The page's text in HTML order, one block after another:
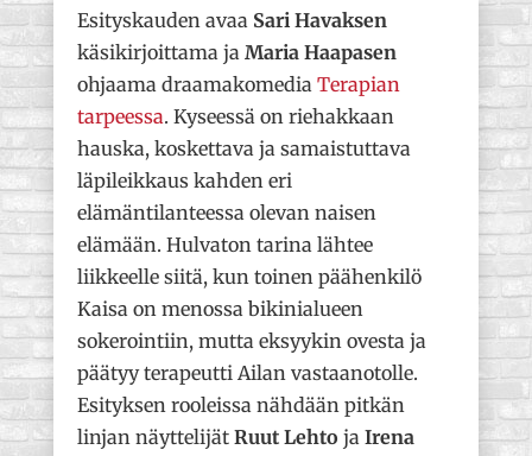
Esityskauden avaa Sari Havaksen
käsikirjoittama ja Maria Haapasen
ohjaama draamakomedia Terapian
tarpeessa. Kyseessä on riehakkaan
hauska, koskettava ja samaistuttava
läpileikkaus kahden eri
elämäntilanteessa olevan naisen
elämään. Hulvaton tarina lähtee
liikkeelle siitä, kun toinen päähenkilö
Kaisa on menossa bikinialueen
sokerointiin, mutta eksyykin ovesta ja
päätyy terapeutti Ailan vastaanotolle.
Esityksen rooleissa nähdään pitkän
linjan näyttelijät Ruut Lehto ja Irena